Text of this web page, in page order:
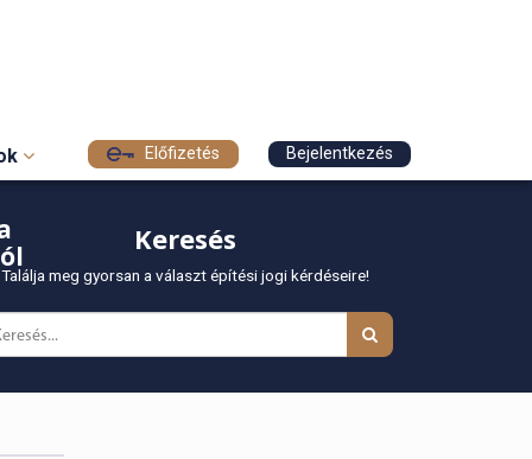
Előfizetés Bejelentkezés
Keresés
Találja meg gyorsan a választ építési jogi kérdéseire!